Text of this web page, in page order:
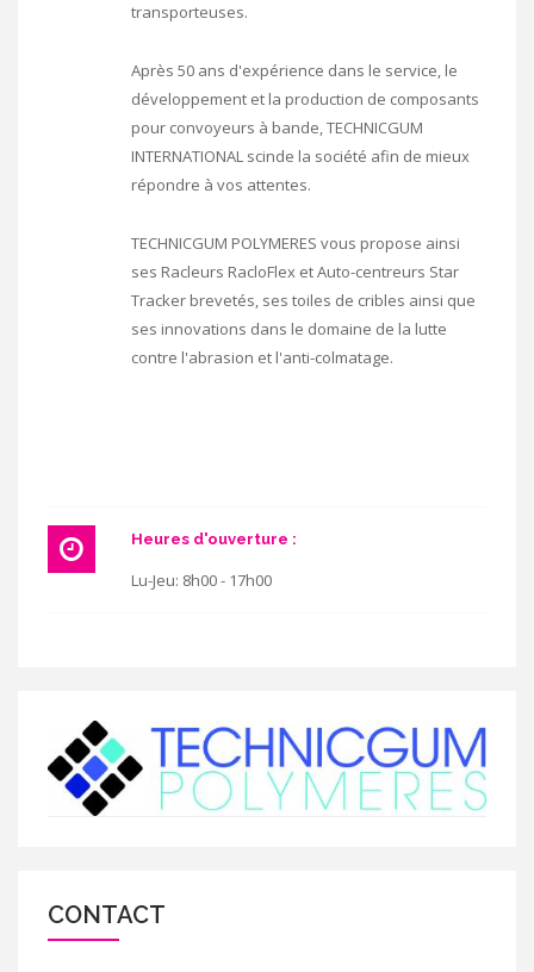
transporteuses.
Après 50 ans d'expérience dans le service, le
développement et la production de composants
pour convoyeurs à bande, TECHNICGUM
INTERNATIONAL scinde la société afin de mieux
répondre à vos attentes.
TECHNICGUM POLYMERES vous propose ainsi
ses Racleurs RacloFlex et Auto-centreurs Star
Tracker brevetés, ses toiles de cribles ainsi que
ses innovations dans le domaine de la lutte
contre l'abrasion et l'anti-colmatage.
Heures d'ouverture :
Lu-Jeu: 8h00 - 17h00
CONTACT